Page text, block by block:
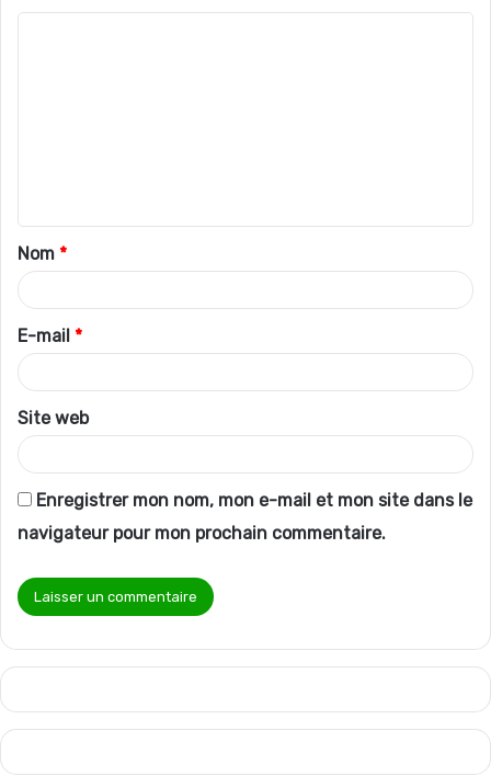
t
a
i
r
e
*
Nom *
E-mail *
Site web
Enregistrer mon nom, mon e-mail et mon site dans le
navigateur pour mon prochain commentaire.